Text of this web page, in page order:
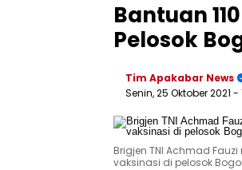
Bantuan
Pelosok
Tim Apakabar News
Senin, 25 Oktober 2021 -
Brigjen TNI Achmad
vaksinasi di pelosok